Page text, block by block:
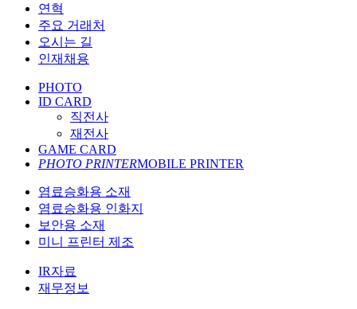
연혁
주요 거래처
오시는 길
인재채용
PHOTO
ID CARD
직전사
재전사
GAME CARD
PHOTO PRINTERMOBILE PRINTER
염료승화용 소재
염료승화용 인화지
보안용 소재
미니 프린터 제조
IR자료
재무정보